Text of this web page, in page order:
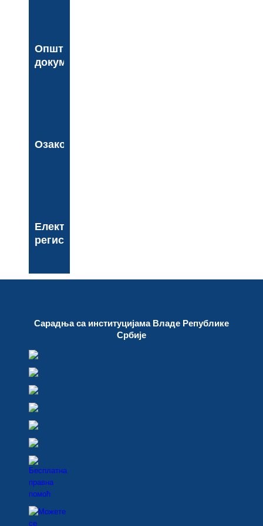
Општинска
документа
Озакоњење
Електронски
регистар
Сарадња са институцијама Владе Републике
Србије